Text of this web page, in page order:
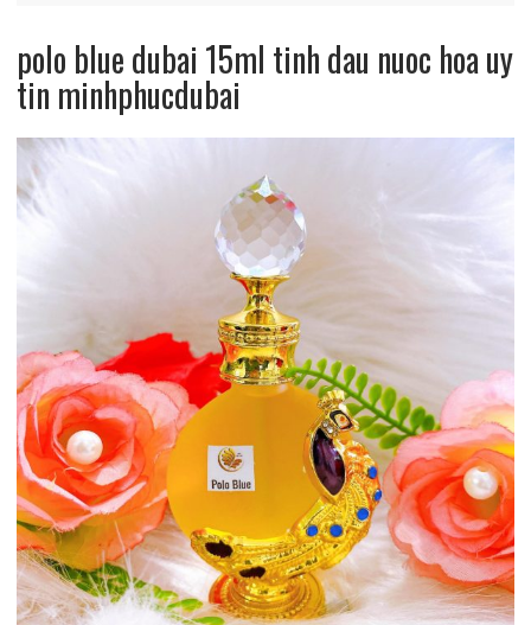
polo blue dubai 15ml tinh dau nuoc hoa uy
tin minhphucdubai